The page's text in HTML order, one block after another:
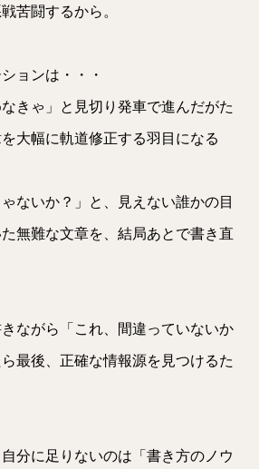
苦闘するから。
ョンは・・・
きゃ」と見切り発車で進んだがた
大幅に軌道修正する羽目になる
ないか？」と、見えない誰かの目
無難な文章を、結局あとで書き直
きながら「これ、間違っていないか
最後、正確な情報源を見つけるた
分に足りないのは「書き方のノウ